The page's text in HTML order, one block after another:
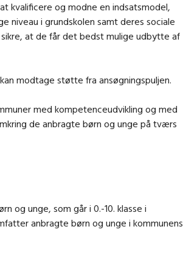
kvalificere og modne en indsatsmodel,
niveau i grundskolen samt deres sociale
at de får det bedst mulige udbytte af
modtage støtte fra ansøgningspuljen.
med kompetenceudvikling og med
de anbragte børn og unge på tværs
og unge, som går i 0.-10. klasse i
anbragte børn og unge i kommunens